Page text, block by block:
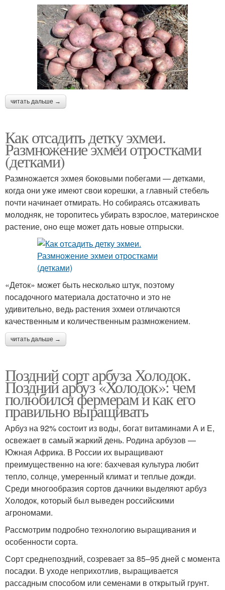
читать дальше →
Как отсадить детку эхмеи.
Размножение эхмеи отростками
(детками)
Размножается эхмея боковыми побегами — детками,
когда они уже имеют свои корешки, а главный стебель
почти начинает отмирать. Но собираясь отсаживать
молодняк, не торопитесь убирать взрослое, материнское
растение, оно еще может дать новые отпрыски.
«Деток» может быть несколько штук, поэтому
посадочного материала достаточно и это не
удивительно, ведь растения эхмеи отличаются
качественным и количественным размножением.
читать дальше →
Поздний сорт арбуза Холодок.
Поздний арбуз «Холодок»: чем
полюбился фермерам и как его
правильно выращивать
Арбуз на 92% состоит из воды, богат витаминами А и Е,
освежает в самый жаркий день. Родина арбузов —
Южная Африка. В России их выращивают
преимущественно на юге: бахчевая культура любит
тепло, солнце, умеренный климат и теплые дожди.
Среди многообразия сортов дачники выделяют арбуз
Холодок, который был выведен российскими
агрономами.
Рассмотрим подробно технологию выращивания и
особенности сорта.
Сорт среднепоздний, созревает за 85–95 дней с момента
посадки. В уходе неприхотлив, выращивается
рассадным способом или семенами в открытый грунт.